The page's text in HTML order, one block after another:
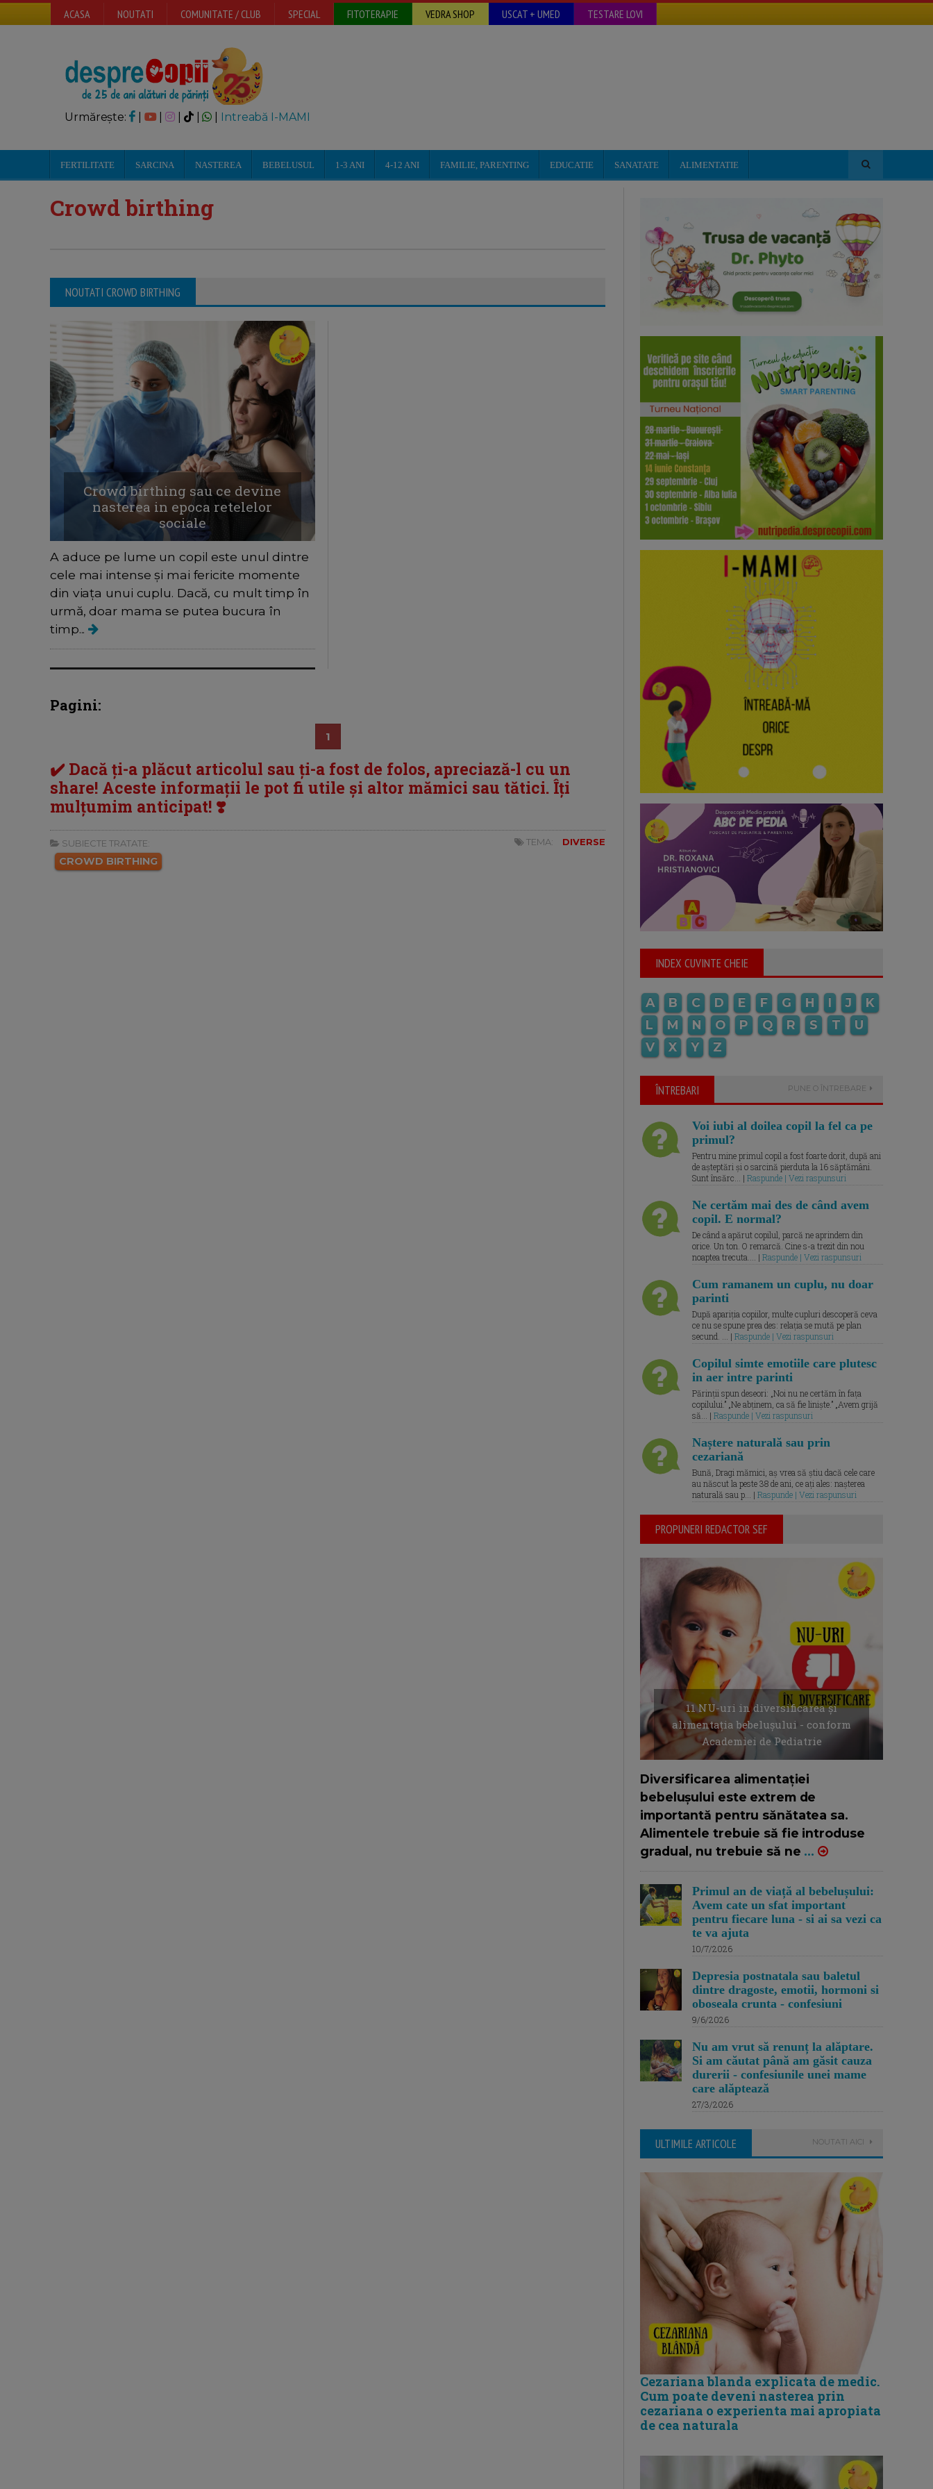
ACASA NOUTATI COMUNITATE / CLUB SPECIAL FITOTERAPIE VEDRA SHOP USCAT + UMED TESTARE LOVI
Urmărește: | | Intreabă I-MAMI
FERTILITATE SARCINA NASTEREA BEBELUSUL 1-3 ANI 4-12 ANI FAMILIE, PARENTING EDUCATIE SANATATE ALIMENTATIE
Crowd birthing
NOUTATI CROWD BIRTHING
Crowd birthing sau ce devine
nasterea in epoca retelelor
sociale
A aduce pe lume un copil este unul dintre
cele mai intense și mai fericite momente
din viața unui cuplu. Dacă, cu mult timp în
urmă, doar mama se putea bucura în
timp...
Pagini:
1
✔️ Dacă ți-a plăcut articolul sau ți-a fost de folos, apreciază-l cu un
share! Aceste informații le pot fi utile și altor mămici sau tătici. Îți
mulțumim anticipat! ❣️
SUBIECTE TRATATE:
CROWD BIRTHING
TEMA: DIVERSE
INDEX CUVINTE CHEIE
A B C D E F G H I J
K
L
M N O P Q R S T
U
V
X Y Z
ÎNTREBARI PUNE O ÎNTREBARE
Voi iubi al doilea copil la fel ca pe
primul?
Pentru mine primul copil a fost foarte dorit, după ani
de așteptări și o sarcină pierduta la 16 săptămâni.
Sunt însărc... | Raspunde | Vezi raspunsuri
Ne certăm mai des de când avem
copil. E normal?
De când a apărut copilul, parcă ne aprindem din
orice. Un ton. O remarcă. Cine s-a trezit din nou
noaptea trecuta.... | Raspunde | Vezi raspunsuri
Cum ramanem un cuplu, nu doar
parinti
După apariția copiilor, multe cupluri descoperă ceva
ce nu se spune prea des: relația se mută pe plan
secund. ... | Raspunde | Vezi raspunsuri
Copilul simte emotiile care plutesc
in aer intre parinti
Părinții spun deseori: „Noi nu ne certăm în fața
copilului.” „Ne abținem, ca să fie liniște.” „Avem grijă
să... | Raspunde | Vezi raspunsuri
Naștere naturală sau prin
cezariană
Bună, Dragi mămici, aș vrea să știu dacă cele care
au născut la peste 38 de ani, ce ați ales: nașterea
naturală sau p... | Raspunde | Vezi raspunsuri
PROPUNERI REDACTOR SEF
11 NU-uri in diversificarea și
alimentația bebelușului - conform
Academiei de Pediatrie
Diversificarea alimentației
bebelușului este extrem de
importantă pentru sănătatea sa.
Alimentele trebuie să fie introduse
gradual, nu trebuie să ne ...
Primul an de viață al bebelușului:
Avem cate un sfat important
pentru fiecare luna - si ai sa vezi ca
te va ajuta
10/7/2026
Depresia postnatala sau baletul
dintre dragoste, emotii, hormoni si
oboseala crunta - confesiuni
9/6/2026
Nu am vrut să renunț la alăptare.
Si am căutat până am găsit cauza
durerii - confesiunile unei mame
care alăptează
27/3/2026
ULTIMILE ARTICOLE NOUTATI AICI
Cezariana blanda explicata de medic.
Cum poate deveni nasterea prin
cezariana o experienta mai apropiata
de cea naturala